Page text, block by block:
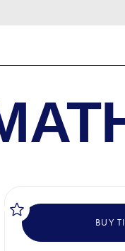
BUY